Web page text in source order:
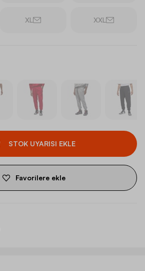
XL XXL
STOK UYARISI EKLE
Favorilere ekle